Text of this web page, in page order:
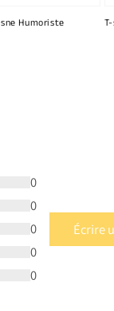
Humoriste
0
0
0
0
0
Écrire